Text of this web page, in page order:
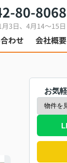
80-8068
3日、4月14～15日
わせ 会社概要
お気